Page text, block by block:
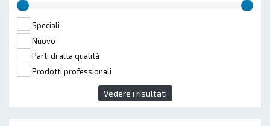
Speciali
Nuovo
Parti di alta qualità
Prodotti professionali
Vedere i risultati